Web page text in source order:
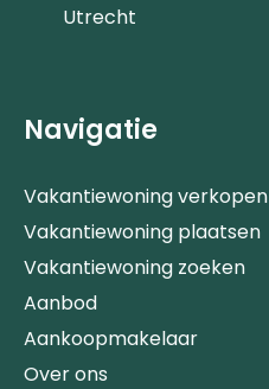
Utrecht
Navigatie
Vakantiewoning verkopen
Vakantiewoning plaatsen
Vakantiewoning zoeken
Aanbod
Aankoopmakelaar
Over ons